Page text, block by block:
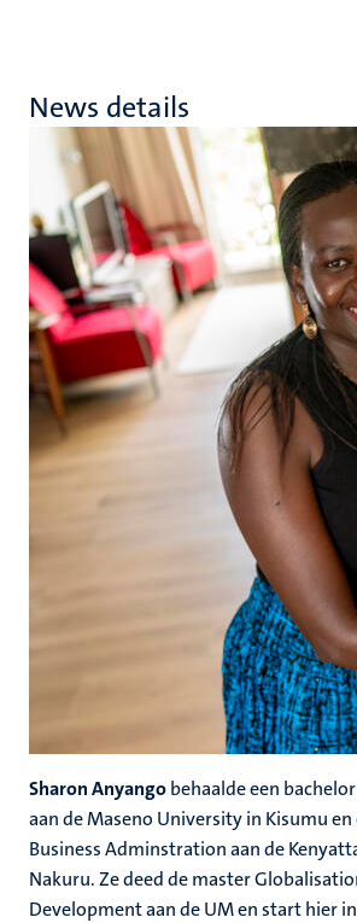
News details
Sharon Anyangobehaalde een
aan de Maseno University in Kisumu
Business Adminstration aan de
Nakuru. Ze deed de master
Development aan de UM en start hier